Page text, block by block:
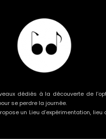
dédiés à la découverte de
se perdre la journée.
un Lieu d’expérimentation, lieu